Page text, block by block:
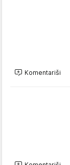
Komentariši